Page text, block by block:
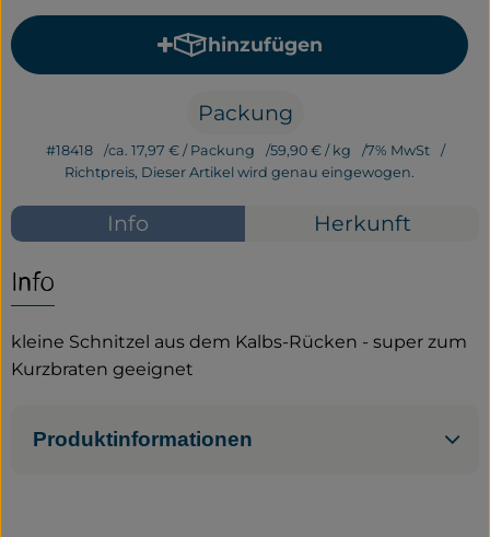
Geplante Kisten
Über uns
Service
hinzufügen
Produkt zum Warenkorb
Packung
#18418 ca. 17,97 € / Packung 59,90 € / kg
7% MwSt
Richtpreis, Dieser Artikel wird genau eingewogen.
Info Herkunft
Info
kleine Schnitzel aus dem Kalbs-Rücken - super zum
Kurzbraten geeignet
Produktinformationen